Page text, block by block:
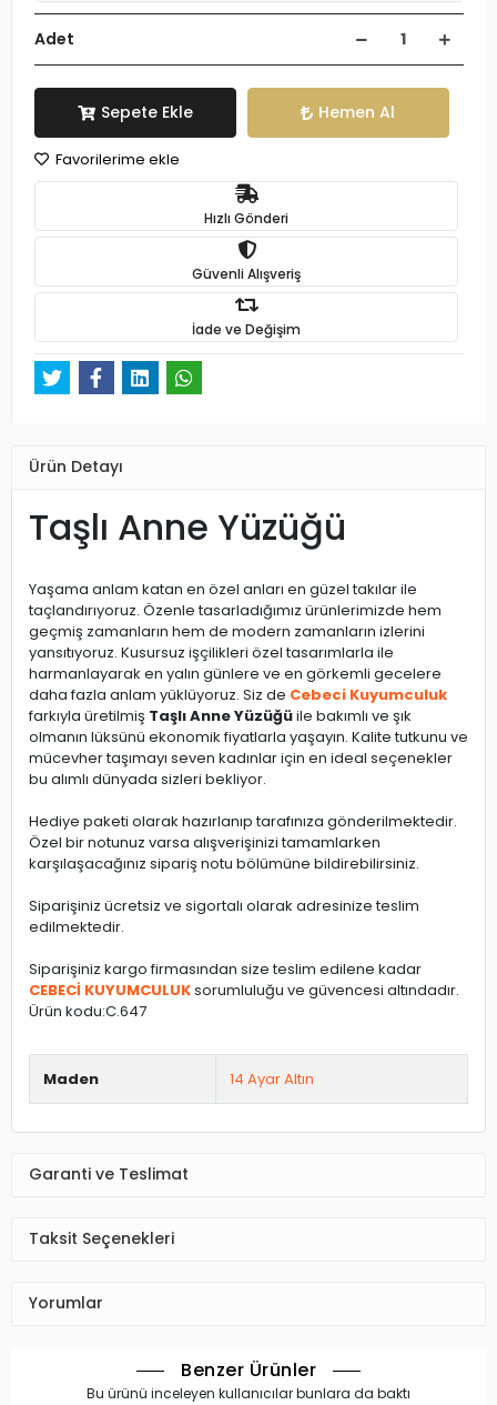
Adet
Sepete Ekle Hemen Al
Favorilerime ekle
Hızlı Gönderi
Güvenli Alışveriş
İade ve Değişim
Ürün Detayı
Taşlı Anne Yüzüğü
Yaşama anlam katan en özel anları en güzel takılar ile
taçlandırıyoruz. Özenle tasarladığımız ürünlerimizde hem
geçmiş zamanların hem de modern zamanların izlerini
yansıtıyoruz. Kusursuz işçilikleri özel tasarımlarla ile
harmanlayarak en yalın günlere ve en görkemli gecelere
daha fazla anlam yüklüyoruz. Siz de Cebeci Kuyumculuk
farkıyla üretilmiş Taşlı Anne Yüzüğüile bakımlı ve şık
olmanın lüksünü ekonomik fiyatlarla yaşayın. Kalite tutkunu ve
mücevher taşımayı seven kadınlar için en ideal seçenekler
bu alımlı dünyada sizleri bekliyor.
Hediye paketi olarak hazırlanıp tarafınıza gönderilmektedir.
Özel bir notunuz varsa alışverişinizi tamamlarken
karşılaşacağınız sipariş notu bölümüne bildirebilirsiniz.
Siparişiniz ücretsiz ve sigortalı olarak adresinize teslim
edilmektedir.
Siparişiniz kargo firmasından size teslim edilene kadar
CEBECİ KUYUMCULUKsorumluluğu ve güvencesi altındadır.
Ürün kodu:C.647
Maden 14 Ayar Altın
Garanti ve Teslimat
Taksit Seçenekleri
Yorumlar
Benzer Ürünler
Bu ürünü inceleyen kullanıcılar bunlara da baktı